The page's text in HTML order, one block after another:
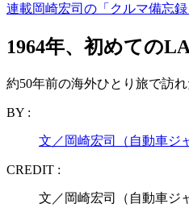
連載岡崎宏司の「クルマ備忘録
1964年、初めてのLA
約50年前の海外ひとり旅で訪
BY :
文／岡崎宏司（自動車ジ
CREDIT :
文／岡崎宏司（自動車